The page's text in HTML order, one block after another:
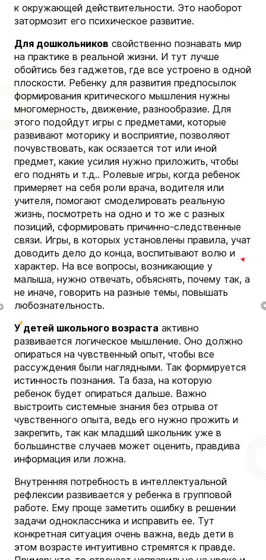
к окружающей действительности. Это наоборот
затормозит его психическое развитие.
Для дошкольников свойственно познавать мир
на практике в реальной жизни. И тут лучше
обойтись без гаджетов, где все устроено в одной
плоскости. Ребенку для развития предпосылок
формирования критического мышления нужны
многомерность, движение, разнообразие. Для
этого подойдут игры с предметами, которые
развивают моторику и восприятие, позволяют
почувствовать, как осязается тот или иной
предмет, какие усилия нужно приложить, чтобы
его поднять и т.д.. Ролевые игры, когда ребенок
примеряет на себя роли врача, водителя или
учителя, помогают смоделировать реальную
жизнь, посмотреть на одно и то же с разных
позиций, сформировать причинно-следственные
связи. Игры, в которых установлены правила, учат
доводить дело до конца, воспитывают волю и
характер. На все вопросы, возникающие у
малыша, нужно отвечать, объяснять, почему так, а
не иначе, говорить на разные темы, повышать
любознательность.
У детей школьного возраста активно
развивается логическое мышление. Оно должно
опираться на чувственный опыт, чтобы все
рассуждения были наглядными. Так формируется
истинность познания. Та база, на которую
ребенок будет опираться дальше. Важно
выстроить системные знания без отрыва от
чувственного опыта, ведь его нужно прожить и
закрепить, так как младший школьник уже в
большинстве случаев может оценить, правдива
информация или ложна.
Внутренняя потребность в интеллектуальной
рефлексии развивается у ребенка в групповой
работе. Ему проще заметить ошибку в решении
задачи одноклассника и исправить ее. Тут
конкретная ситуация очень важна, ведь дети в
этом возрасте интуитивно стремятся к правде.